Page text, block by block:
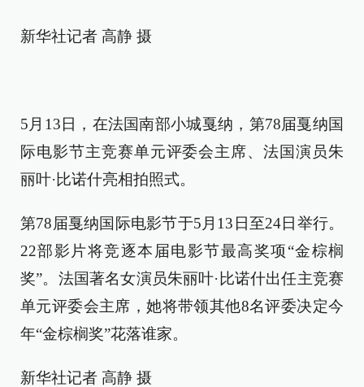
新华社记者 高静 摄
5月13日，在法国南部小城戛纳，第78届戛纳国
际电影节主竞赛单元评委会主席、法国演员朱
丽叶·比诺什亮相拍照式。
第78届戛纳国际电影节于5月13日至24日举行。
22部影片将竞逐本届电影节最高奖项“金棕榈
奖”。法国著名女演员朱丽叶·比诺什出任主竞赛
单元评委会主席，她将带领其他8名评委决定今
年“金棕榈奖”花落谁家。
新华社记者 高静 摄